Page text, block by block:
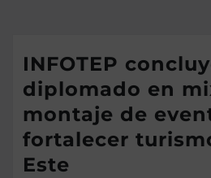
INFOTEP
diplomado en
montaje de
fortalecer
Este